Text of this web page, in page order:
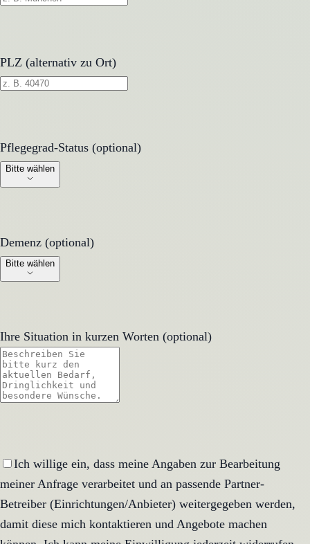
PLZ (alternativ zu Ort)
Pflegegrad-Status (optional)
Pflegegrad-Status (optional)
Bitte wählen
Demenz (optional)
Demenz (optional)
Bitte wählen
Ihre Situation in kurzen Worten (optional)
Ich willige ein, dass meine Angaben zur Bearbeitung
meiner Anfrage verarbeitet und an passende Partner-
Betreiber (Einrichtungen/Anbieter) weitergegeben werden,
damit diese mich kontaktieren und Angebote machen